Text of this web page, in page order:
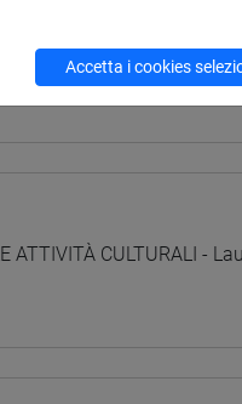
ATTIVITÀ CULTURALI -
Accetta i cookies